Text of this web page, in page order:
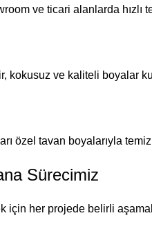
ve ticari alanlarda hızlı
kokusuz ve kaliteli boyalar
özel tavan boyalarıyla
Sürecimiz
için her projede belirli